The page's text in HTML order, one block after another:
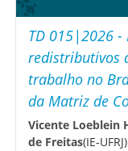
TD 015|2026 -
redistributivos
trabalho no
da Matriz de
Vicente Loeblein
de Freitas(IE-